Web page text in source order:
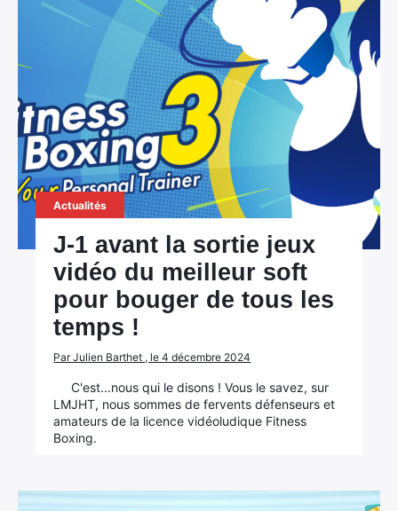
Actualités
J-1 avant la sortie jeux
vidéo du meilleur soft
pour bouger de tous les
temps !
Par Julien Barthet , le 4 décembre 2024
C'est...nous qui le disons ! Vous le savez, sur
LMJHT, nous sommes de fervents défenseurs et
amateurs de la licence vidéoludique Fitness
Boxing.